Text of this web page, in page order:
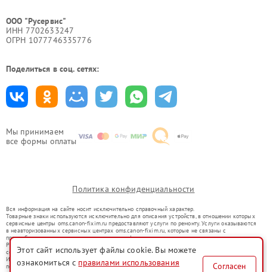
Мы принимаем
все формы оплаты
ООО "Русервис"
ИНН 7702633247
ОГРН 1077746335776
Поделиться в соц. сетях:
Политика конфиденциальности
Вся информация на сайте носит исключительно справочный характер.
Товарные знаки используются исключительно для описания устройств, в отношении которых
сервисные центры oms.canon-fixim.ru предоставляют услуги по ремонту. Услуги оказываются
в неавторизованных сервисных центрах oms.canon-fixim.ru, которые не связаны с
правообладателями товарных знаков или их официальными представителями.
Ремонт осуществляется для устройств, уже введенных в гражданский оборот в соответствии
со статьей 1487 ГК РФ.
Использование товарных знаков не преследует цели индивидуализации услуг или введения
потребителей в заблуждение, а служит для информирования о предоставляемых услугах по
Этот сайт использует файлы cookie. Вы можете
ознакомиться с правилами использования
Согласен